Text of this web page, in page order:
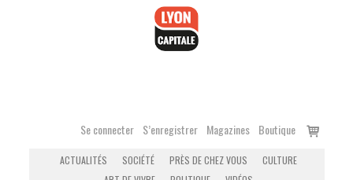
Se connecter S’enregistrer Magazines Boutique
Voir
ACTUALITÉS SOCIÉTÉ PRÈS DE CHEZ VOUS
CULTURE